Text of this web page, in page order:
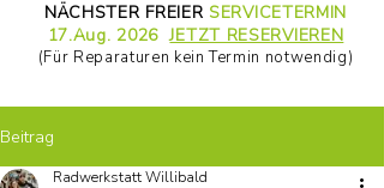
NÄCHSTER FREIER SERVICETERMIN
17.Aug. 2026JETZT RESERVIEREN
(Für Reparaturen kein Termin notwendig)
Beitrag
Radwerkstatt Willibald